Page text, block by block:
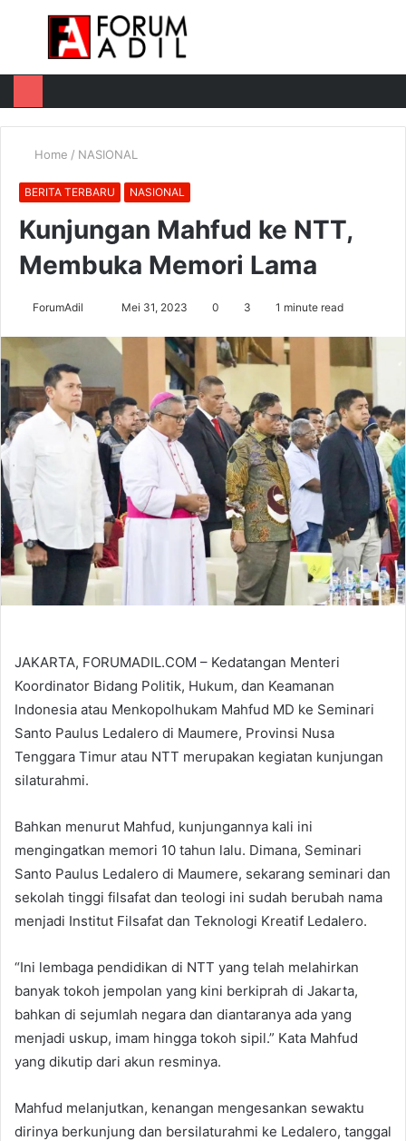
Menu
Home / NASIONAL
BERITA TERBARU NASIONAL
Kunjungan Mahfud ke NTT,
Membuka Memori Lama
ForumAdil
email
Mei 31, 2023 0 3 1 minute read
JAKARTA, FORUMADIL.COM – Kedatangan Menteri
Koordinator Bidang Politik, Hukum, dan Keamanan
Indonesia atau Menkopolhukam Mahfud MD ke Seminari
Santo Paulus Ledalero di Maumere, Provinsi Nusa
Tenggara Timur atau NTT merupakan kegiatan kunjungan
silaturahmi.
Bahkan menurut Mahfud, kunjungannya kali ini
mengingatkan memori 10 tahun lalu. Dimana, Seminari
Santo Paulus Ledalero di Maumere, sekarang seminari dan
sekolah tinggi filsafat dan teologi ini sudah berubah nama
menjadi Institut Filsafat dan Teknologi Kreatif Ledalero.
“Ini lembaga pendidikan di NTT yang telah melahirkan
banyak tokoh jempolan yang kini berkiprah di Jakarta,
bahkan di sejumlah negara dan diantaranya ada yang
menjadi uskup, imam hingga tokoh sipil.” Kata Mahfud
yang dikutip dari akun resminya.
Mahfud melanjutkan, kenangan mengesankan sewaktu
dirinya berkunjung dan bersilaturahmi ke Ledalero, tanggal